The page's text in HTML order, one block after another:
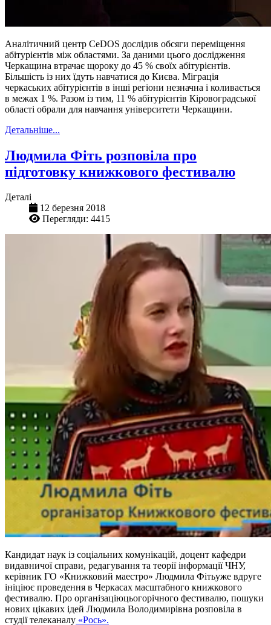
Аналітичний центр CeDOS дослідив обсяги переміщення
абітурієнтів між областями. За даними цього дослідження
Черкащина втрачає щороку до 45 % своїх абітурієнтів.
Більшість із них їдуть навчатися до Києва. Міграція
черкаських абітурієнтів в інші регіони незначна і коливається
в межах 1 %. Разом із тим, 11 % абітурієнтів Кіровоградської
області обрали для навчання університети Черкащини.
Детальніше...
Людмила Фіть розповіла про
підготовку книжкового фестивалю
Деталі
12 березня 2018
Перегляди: 4415
Кандидат наук із соціальних комунікацій, доцент кафедри
видавничої справи, редагування та теорії інформації ЧНУ,
керівник ГО «Книжковий маестро» Людмила Фітьуже вдруге
ініціює проведення в Черкасах масштабного книжкового
фестивалю. Про організаціюцьогорічного фестивалю, пошуки
нових цікавих ідей Людмила Володимирівна розповіла в
студії телеканалу «Рось».